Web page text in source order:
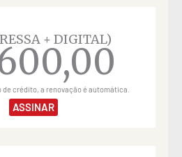
+ DIGITAL)
crédito, a renovação é automática.
ASSINAR